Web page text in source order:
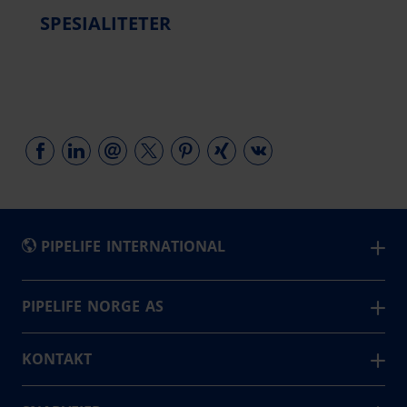
SPESIALITETER
PIPELIFE INTERNATIONAL
België - Nederlands
Belgique - Français
България
PIPELIFE NORGE AS
3 Fabrikker
KONTAKT
Hamnesvegen 97, 6650 Surnadal